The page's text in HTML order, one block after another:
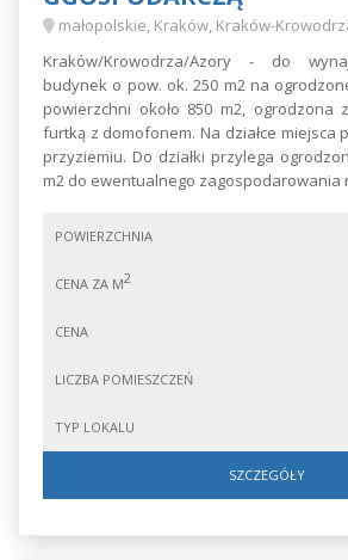
małopolskie, Kraków, Kraków-
Kraków/Krowodrza/Azory - do
budynek o pow. ok. 250 m2 na
powierzchni około 850 m2,
furtką z domofonem. Na działce miejsca
przyziemiu. Do działki przylega
m2 do ewentualnego zagospodarowania
POWIERZCHNIA
CENA ZA M2
CENA
LICZBA POMIESZCZEŃ
TYP LOKALU
SZCZEGÓŁY